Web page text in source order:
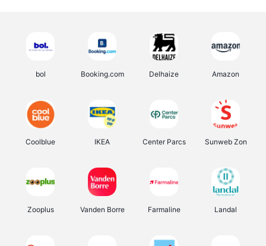
bol Booking.com Delhaize Amazon
Coolblue IKEA Center Parcs Sunweb Zon
Zooplus Vanden Borre Farmaline Landal